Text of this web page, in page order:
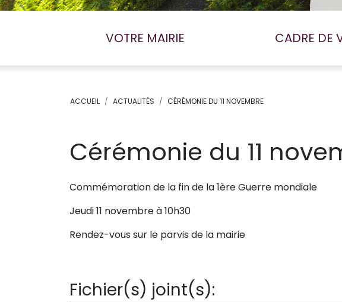
VOTRE MAIRIE CADRE DE
ACCUEIL ACTUALITÉS CÉRÉMONIE DU 11 NOVEMBRE
Cérémonie du 11
Commémoration de la fin de la 1ère Guerre mondiale
Jeudi 11 novembre à 10h30
Rendez-vous sur le parvis de la mairie
Fichier(s) joint(s):